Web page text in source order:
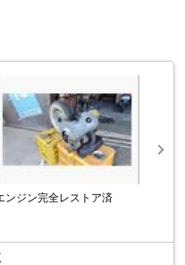
ンジン完全レストア済